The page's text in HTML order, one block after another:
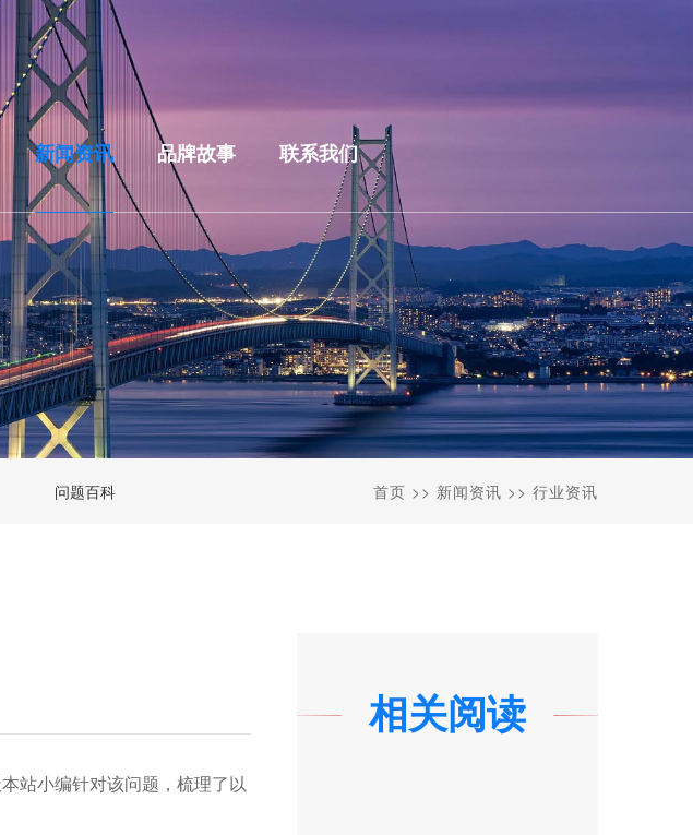
新闻资讯 品牌故事 联系我们
问题百科 首页 >> 新闻资讯 >> 行业资讯
站小编针对该问题，梳理了以
相关阅读